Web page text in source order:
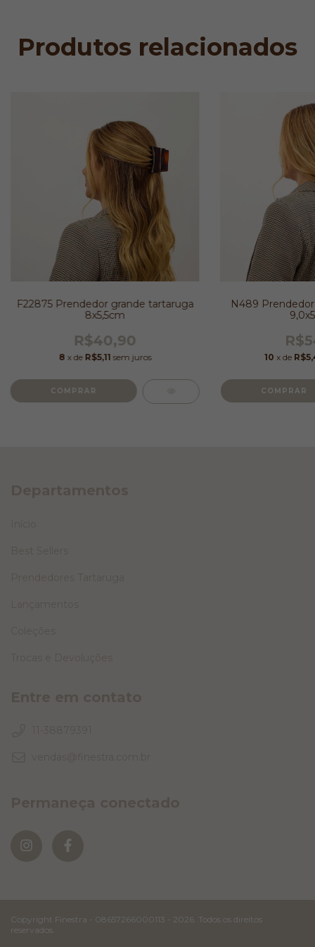
Produtos relacionados
F22875 Prendedor grande tartaruga
8x5,5cm
R$40,90
8 x de R$5,11 sem juros
N489
10 x de
Copyright Finestra - 08657266000113 - 2026. Todos os direitos
reservados.